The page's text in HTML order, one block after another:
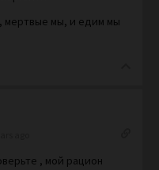
мертвые мы, и едим мы
, мой рацион